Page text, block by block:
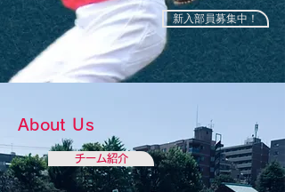
新入部員募集中！
About Us
チーム紹介